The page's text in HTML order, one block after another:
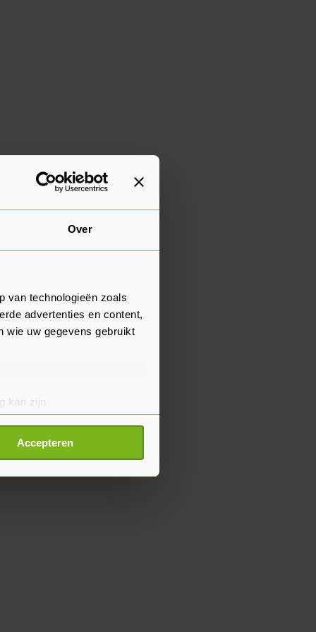
Over
van technologieën zoals
advertenties en content,
wie uw gegevens gebruikt
kan zijn
detailgedeelte
cookiepagina kun je
Accepteren